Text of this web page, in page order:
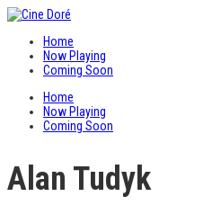
Home
Now Playing
Coming Soon
Home
Now Playing
Coming Soon
Alan Tudyk